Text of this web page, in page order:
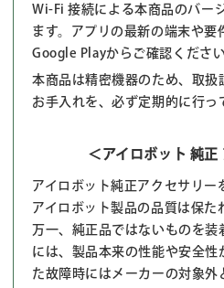
Wi-Fi 接続による本商品のバー
ます。アプリの最新の端末や
Google Playからご確認ください
本商品は精密機器のため、取扱
お手入れを、必ず定期的に行っ
＜アイロボット 純正
アイロボット純正アクセサリー
アイロボット製品の品質は保た
万一、純正品ではないものを装
には、製品本来の性能や安全性
た故障時にはメーカーの対象外